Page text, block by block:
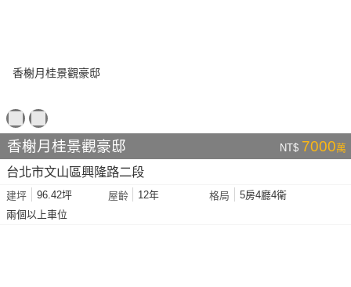
香榭月桂景觀豪邸 NT$ 7000萬
台北市文山區興隆路二段
建坪 96.42坪 屋齡 12年 格局
5房4廳4衛
兩個以上車位